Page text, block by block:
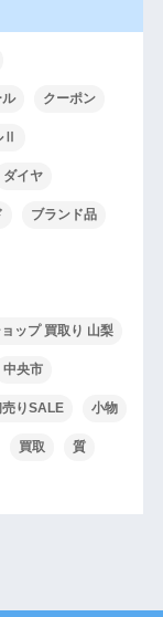
クーポン
Ⅱ
ダイヤ
ブランド品
ップ 買取り 山梨
中央市
売りSALE 小物
買取 質